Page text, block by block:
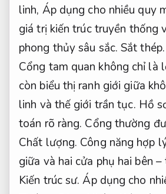
linh, Áp dụng cho nhiều quy
giá trị kiến trúc truyền thống
phong thủy sâu sắc. Sắt thép.
Cổng tam quan không chỉ là
còn biểu thị ranh giới giữa
linh và thế giới trần tục. Hồ
toán rõ ràng. Cổng thường
Chất lượng. Công năng hợp
giữa và hai cửa phụ hai bên
Kiến trúc sư. Áp dụng cho